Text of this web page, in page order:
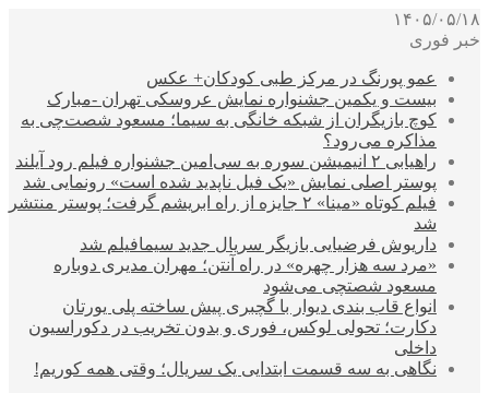
۱۴۰۵/۰۵/۱۸
خبر فوری
عمو پورنگ در مرکز طبی کودکان+ عکس
بیست و یکمین جشنواره نمایش عروسکی تهران -مبارک
کوچ بازیگران از شبکه خانگی به سیما؛ مسعود شصت‌چی به
مذاکره می‌رود؟
راهیابی ۲ انیمیشن سوره به سی‌امین جشنواره فیلم رود آیلند
پوستر اصلی نمایش «یک فیل ناپدید شده است» رونمایی شد
فیلم کوتاه «مینا» ۲ جایزه از راه ابریشم گرفت؛ پوستر منتشر
شد
داریوش فرضیایی بازیگر سریال جدید سیمافیلم شد
«مرد سه هزار چهره» در راه آنتن؛ مهران مدیری دوباره
مسعود شصتچی می‌شود
انواع قاب بندی دیوار با گچبری پیش ساخته پلی یورتان
دکارت؛ تحولی لوکس، فوری و بدون تخریب در دکوراسیون
داخلی
نگاهی به سه قسمت ابتدایی یک سریال؛ وقتی همه کوریم!